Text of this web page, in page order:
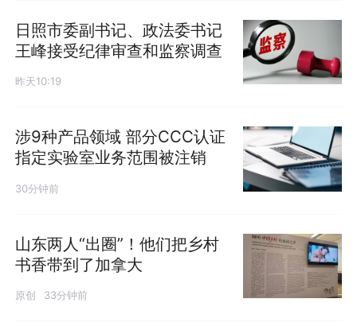
日照市委副书记、政法委书记
王峰接受纪律审查和监察调查
昨天10:19
涉9种产品领域 部分CCC认证
指定实验室业务范围被注销
30分钟前
山东两人“出圈”！他们把乡村
书香带到了加拿大
原创 33分钟前